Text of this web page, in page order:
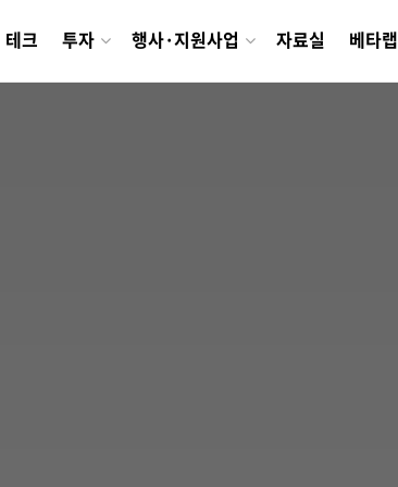
테크 투자 행사·지원사업 자료실 베타랩